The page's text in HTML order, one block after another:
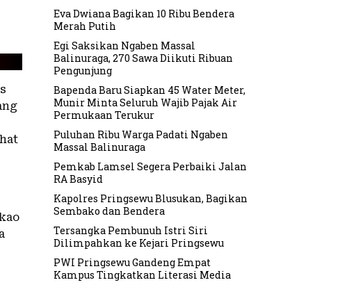
Eva Dwiana Bagikan 10 Ribu Bendera
Merah Putih
Egi Saksikan Ngaben Massal
Balinuraga, 270 Sawa Diikuti Ribuan
Pengunjung
Bapenda Baru Siapkan 45 Water Meter,
Munir Minta Seluruh Wajib Pajak Air
Permukaan Terukur
Puluhan Ribu Warga Padati Ngaben
Massal Balinuraga
Pemkab Lamsel Segera Perbaiki Jalan
RA Basyid
Kapolres Pringsewu Blusukan, Bagikan
Sembako dan Bendera
Tersangka Pembunuh Istri Siri
Dilimpahkan ke Kejari Pringsewu
PWI Pringsewu Gandeng Empat
Kampus Tingkatkan Literasi Media